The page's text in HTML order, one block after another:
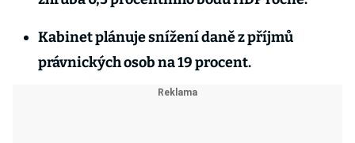
Kabinet plánuje snížení daně z příjmů
právnických osob na 19 procent.